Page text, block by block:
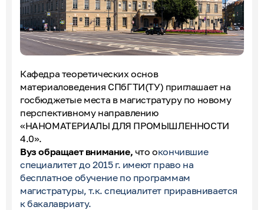
Кафедра теоретических основ
материаловедения СПбГТИ(ТУ) приглашает на
госбюджетые места в магистратуру по новому
перспективному направлению
«НАНОМАТЕРИАЛЫ ДЛЯ ПРОМЫШЛЕННОСТИ
4.0».
Вуз обращает внимание, что окончившие
специалитет до 2015 г. имеют право на
бесплатное обучение по программам
магистратуры, т.к. специалитет приравнивается
к бакалавриату.